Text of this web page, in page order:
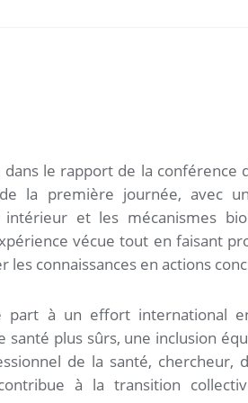
le rapport de la conférence
la première journée, avec
et les mécanismes
vécue tout en faisant
connaissances en actions
part à un effort international
plus sûrs, une inclusion
de la santé, chercheur,
à la transition